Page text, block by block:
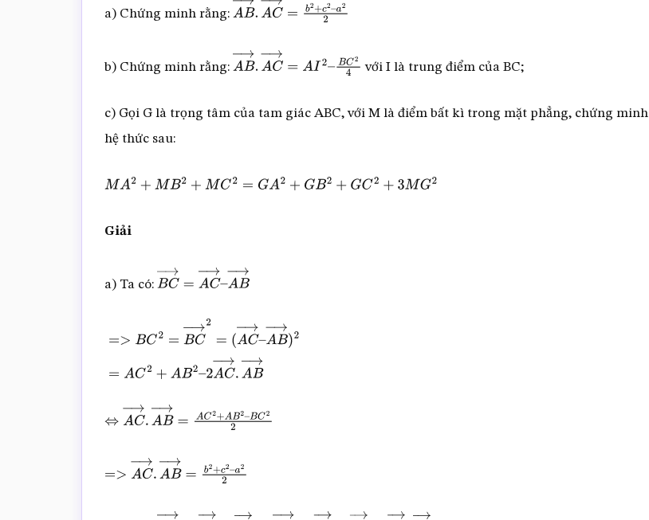
a) Chứng minh rằng: AB→.AC → +
b) Chứng minh rằng: AB→.AC → =AI với I là trung điểm của BC;
c) Gọi G là trọng tâm của tam giác ABC, với M là điểm bất kì trong mặt phẳng, chứng minh
hệ thức sau:
MA2 M B2+M C 2=GA +GB2+ C 2+3 G 2
Giải
a) Ta có: BC→= AC→–
→
→)2 A C2+ B2–2AC→.
⇔ AC→ .AB→= A
=> AC→. AB→= +c